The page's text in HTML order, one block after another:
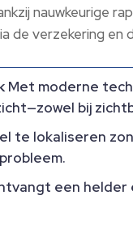
nauwkeurige
de verzekering
Met moderne
bij
te lokaliseren
een helder